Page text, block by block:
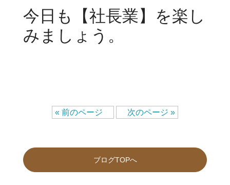
今日も【社長業】を楽し
みましょう。
« 前のページ 次のページ »
ブログTOPへ